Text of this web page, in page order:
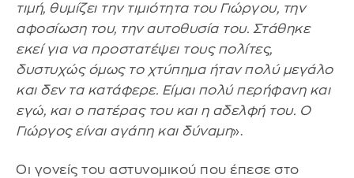
τιμή, θυμίζει την τιμιότητα του Γιώργου, την
αφοσίωση του, την αυτοθυσία του. Στάθηκε
εκεί για να προστατέψει τους πολίτες,
δυστυχώς όμως το χτύπημα ήταν πολύ μεγάλο
και δεν τα κατάφερε. Είμαι πολύ περήφανη και
εγώ, και ο πατέρας του και η αδελφή του. Ο
Γιώργος είναι αγάπη και δύναμη».
Οι γονείς του αστυνομικού που έπεσε στο